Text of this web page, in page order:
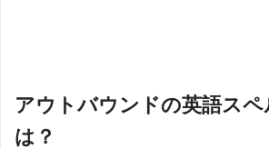
アウトバウンドの英語スペ
は？